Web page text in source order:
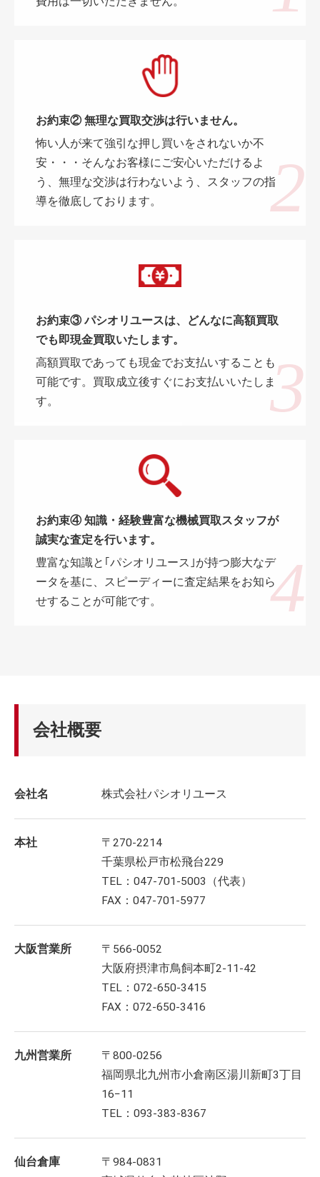
お約束② 無理な買取交渉は行いません。
怖い人が来て強引な押し買いをされないか不
安・・・そんなお客様にご安心いただけるよ
う、無理な交渉は行わないよう、スタッフの指
導を徹底しております。
お約束③ パシオリユースは、どんなに高額買取
でも即現金買取いたします。
高額買取であっても現金でお支払いすることも
可能です。買取成立後すぐにお支払いいたしま
す。
お約束④ 知識・経験豊富な機械買取スタッフが
誠実な査定を行います。
豊富な知識と｢パシオリユース｣が持つ膨大なデ
ータを基に、スピーディーに査定結果をお知ら
せすることが可能です。
会社概要
会社名 株式会社パシオリユース
本社
〒270-2214
千葉県松戸市松飛台229
TEL：047-701-5003（代表）
FAX：047-701-5977
大阪営業所
〒566-0052
大阪府摂津市鳥飼本町2-11-42
TEL：072-650-3415
FAX：072-650-3416
九州営業所
〒800-0256
福岡県北九州市小倉南区湯川新町3丁目
16−11
TEL：093-383-8367
仙台倉庫
〒984-0831